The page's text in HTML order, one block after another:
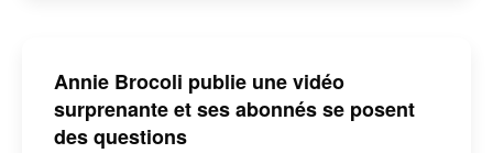
Annie Brocoli publie une vidéo
surprenante et ses abonnés se posent
des questions